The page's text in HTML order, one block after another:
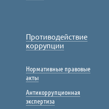
Противодействие
коррупции
Нормативные правовые
акты
Антикоррупционная
экспертиза